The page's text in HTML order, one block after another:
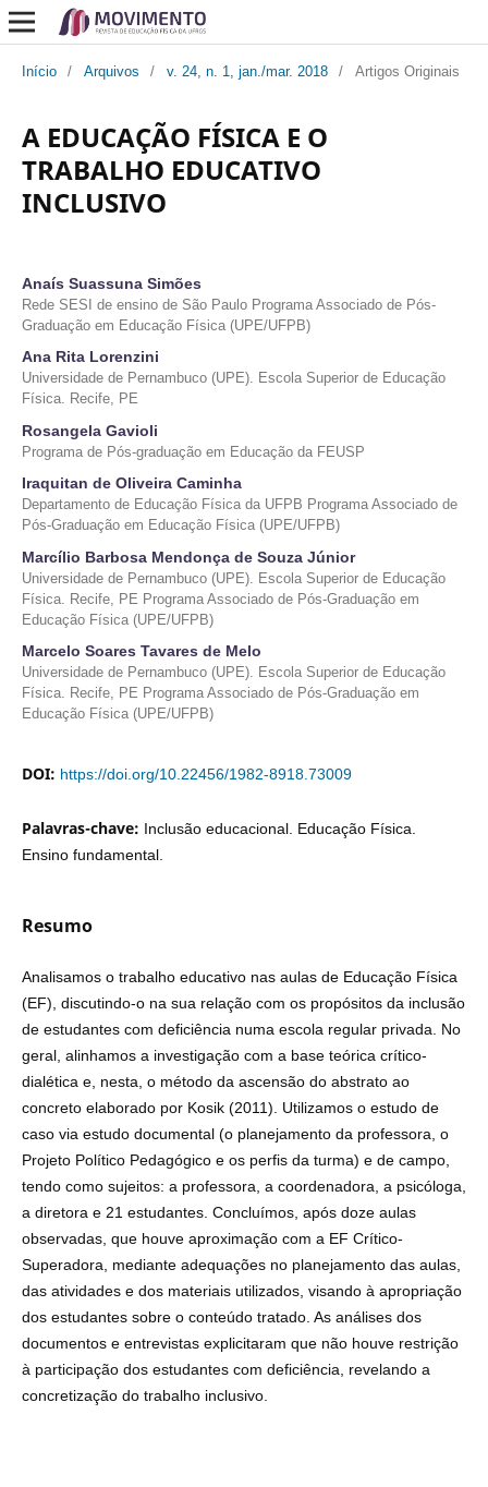
Início / Arquivos / v. 24, n. 1, jan./mar. 2018 / Artigos Originais
A EDUCAÇÃO FÍSICA E O
TRABALHO EDUCATIVO
INCLUSIVO
Anaís Suassuna Simões
Rede SESI de ensino de São Paulo Programa Associado de Pós-
Graduação em Educação Física (UPE/UFPB)
Ana Rita Lorenzini
Universidade de Pernambuco (UPE). Escola Superior de Educação
Física. Recife, PE
Rosangela Gavioli
Programa de Pós-graduação em Educação da FEUSP
Iraquitan de Oliveira Caminha
Departamento de Educação Física da UFPB Programa Associado de
Pós-Graduação em Educação Física (UPE/UFPB)
Marcílio Barbosa Mendonça de Souza Júnior
Universidade de Pernambuco (UPE). Escola Superior de Educação
Física. Recife, PE Programa Associado de Pós-Graduação em
Educação Física (UPE/UFPB)
Marcelo Soares Tavares de Melo
Universidade de Pernambuco (UPE). Escola Superior de Educação
Física. Recife, PE Programa Associado de Pós-Graduação em
Educação Física (UPE/UFPB)
DOI: https://doi.org/10.22456/1982-8918.73009
Palavras-chave: Inclusão educacional. Educação Física.
Ensino fundamental.
Resumo
Analisamos o trabalho educativo nas aulas de Educação Física
(EF), discutindo-o na sua relação com os propósitos da inclusão
de estudantes com deficiência numa escola regular privada. No
geral, alinhamos a investigação com a base teórica crítico-
dialética e, nesta, o método da ascensão do abstrato ao
concreto elaborado por Kosik (2011). Utilizamos o estudo de
caso via estudo documental (o planejamento da professora, o
Projeto Político Pedagógico e os perfis da turma) e de campo,
tendo como sujeitos: a professora, a coordenadora, a psicóloga,
a diretora e 21 estudantes. Concluímos, após doze aulas
observadas, que houve aproximação com a EF Crítico-
Superadora, mediante adequações no planejamento das aulas,
das atividades e dos materiais utilizados, visando à apropriação
dos estudantes sobre o conteúdo tratado. As análises dos
documentos e entrevistas explicitaram que não houve restrição
à participação dos estudantes com deficiência, revelando a
concretização do trabalho inclusivo.